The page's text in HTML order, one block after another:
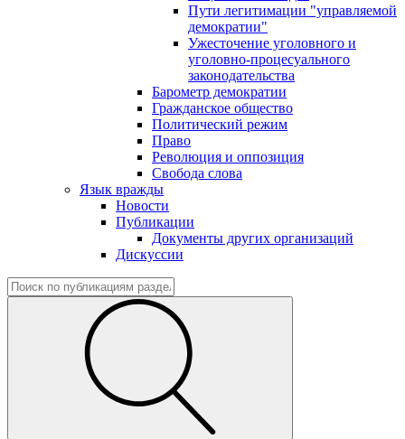
Пути легитимации "управляемой
демократии"
Ужесточение уголовного и
уголовно-процесуального
законодательства
Барометр демократии
Гражданское общество
Политический режим
Право
Революция и оппозиция
Свобода слова
Язык вражды
Новости
Публикации
Документы других организаций
Дискуссии